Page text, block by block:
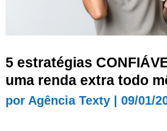
5 estratégias
uma renda extra todo
por Agência Texty| 09/01/